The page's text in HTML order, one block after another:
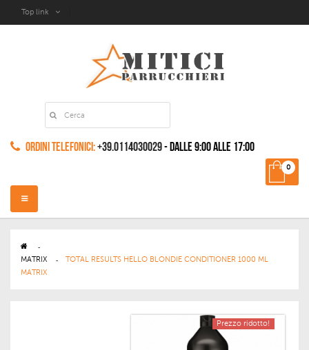
Top link
Ordini Telefonici:+39.0114030029- dalle 9:00 alle 17:00
0
Navigazione
Toggle
>
MATRIX
>
TOTAL RESULTS HELLO BLONDIE CONDITIONER 1000 ML
MATRIX
Prezzo ridotto!